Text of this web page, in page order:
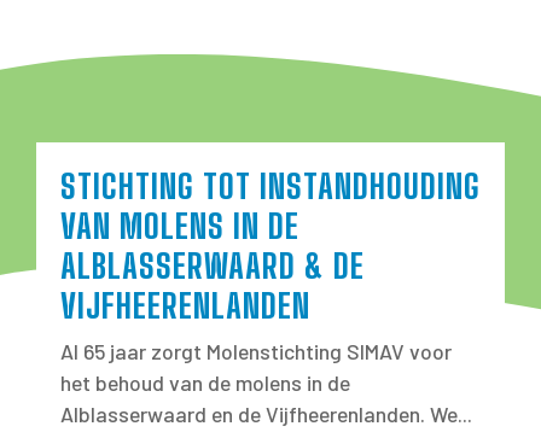
STICHTING TOT INSTANDHOUDING
VAN MOLENS IN DE
ALBLASSERWAARD & DE
VIJFHEERENLANDEN
Al 65 jaar zorgt Molenstichting SIMAV voor
het behoud van de molens in de
Alblasserwaard en de Vijfheerenlanden. We...